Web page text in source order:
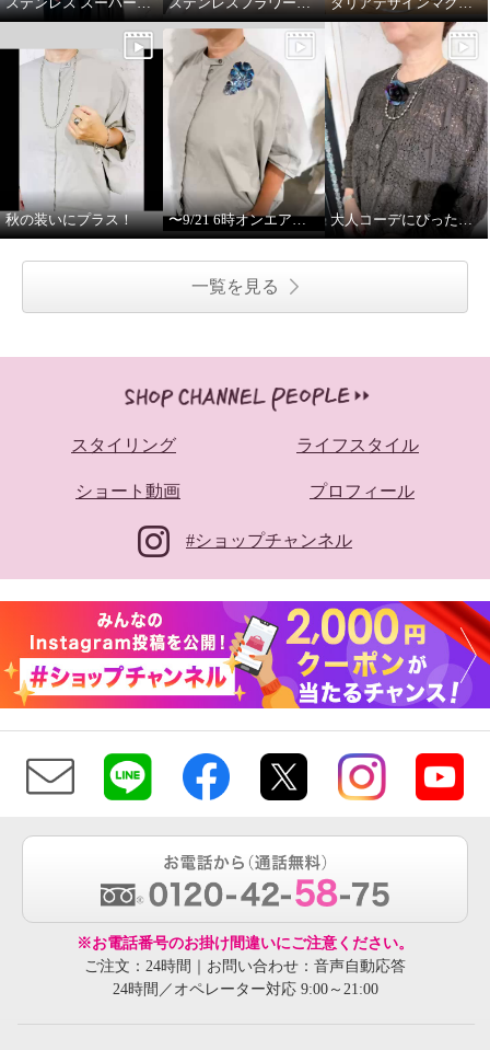
秋の装いにプラス！ 〜9/21 6時オンエア〜ご視聴お待ちしております！ 大人コーデにぴったりなアイテムを！
一覧を見る
スタイリング ライフスタイル
ショート動画 プロフィール
#ショップチャンネル
※お電話番号のお掛け間違いにご注意ください。
ご注文：24時間｜お問い合わせ：音声自動応答
24時間／オペレーター対応 9:00～21:00